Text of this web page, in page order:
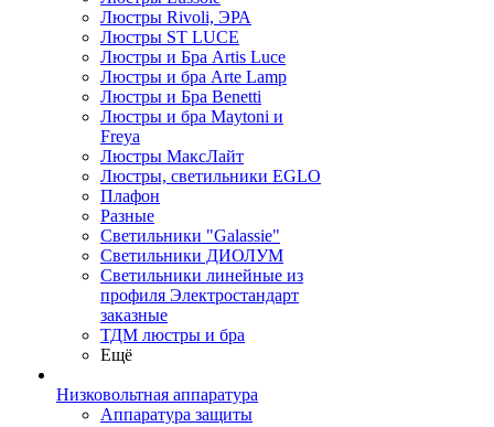
Люстры Rivoli, ЭРА
Люстры ST LUCE
Люстры и Бра Artis Luce
Люстры и бра Arte Lamp
Люстры и Бра Benetti
Люстры и бра Maytoni и
Freya
Люстры МаксЛайт
Люстры, светильники EGLO
Плафон
Разные
Светильники "Galassie"
Светильники ДИОЛУМ
Светильники линейные из
профиля Электростандарт
заказные
ТДМ люстры и бра
Ещё
Низковольтная аппаратура
Аппаратура защиты